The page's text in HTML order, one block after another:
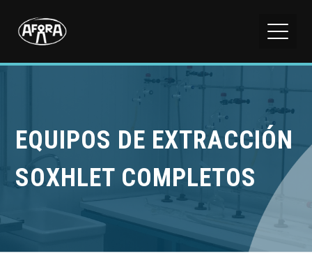
EQUIPOS DE EXTRACCIÓN
SOXHLET COMPLETOS